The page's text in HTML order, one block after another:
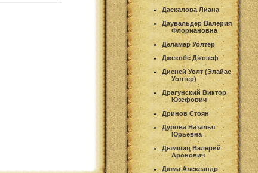
Даскалова Лиана
Даувальдер Валерия
Флориановна
Деламар Уолтер
Джекобс Джозеф
Дисней Уолт (Элайас
Уолтер)
Драгунский Виктор
Юзефович
Дринов Стоян
Дурова Наталья
Юрьевна
Дымшиц Валерий
Аронович
Дюма Александр